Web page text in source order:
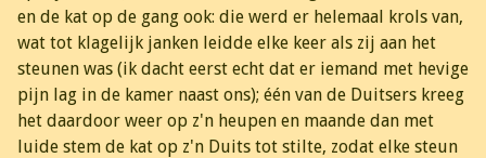
en de kat op de gang ook: die werd er helemaal krols van,
wat tot klagelijk janken leidde elke keer als zij aan het
steunen was (ik dacht eerst echt dat er iemand met hevige
pijn lag in de kamer naast ons); één van de Duitsers kreeg
het daardoor weer op z'n heupen en maande dan met
luide stem de kat op z'n Duits tot stilte, zodat elke steun